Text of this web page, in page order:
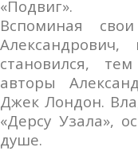
«Подвиг».
Вспоминая
становился,
авторы
Джек Лондон.
«Дерсу Узала»,
душе.